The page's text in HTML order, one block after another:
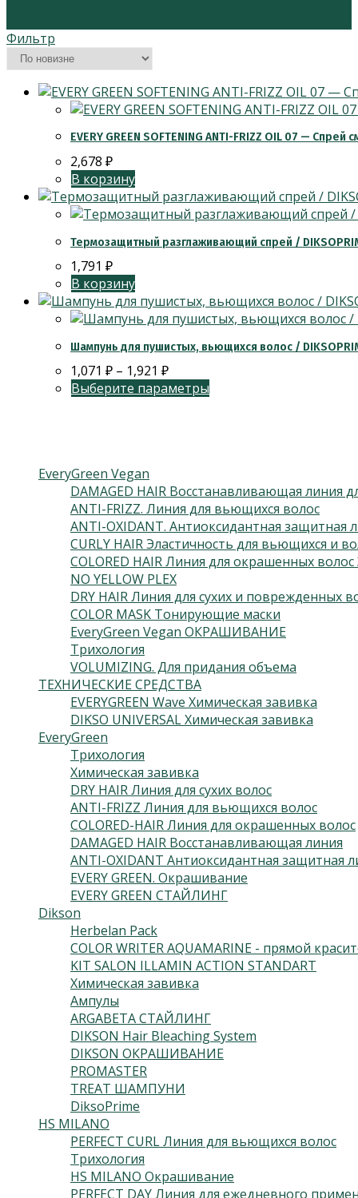
Фильтр
EVERY GREEN SOFTENING ANTI-FRIZZ OIL 07 —
2,678 ₽
В корзину
Термозащитный разглаживающий спрей / DIKSOPRIME
1,791 ₽
В корзину
Шампунь для пушистых, вьющихся волос /
1,071 ₽ – 1,921 ₽
Выберите параметры
EveryGreen Vegan
DAMAGED HAIR Восстанавливающая линия
ANTI-FRIZZ. Линия для вьющихся волос
ANTI-OXIDANT. Антиоксидантная защитная
CURLY HAIR Эластичность для вьющихся и
COLORED HAIR Линия для окрашенных
NO YELLOW PLEX
DRY HAIR Линия для сухих и поврежденных
COLOR MASK Тонирующие маски
EveryGreen Vegan ОКРАШИВАНИЕ
Трихология
VOLUMIZING. Для придания объема
ТЕХНИЧЕСКИЕ СРЕДСТВА
EVERYGREEN Wave Химическая завивка
DIKSO UNIVERSAL Химическая завивка
EveryGreen
Трихология
Химическая завивка
DRY HAIR Линия для сухих волос
ANTI-FRIZZ Линия для вьющихся волос
COLORED-HAIR Линия для окрашенных волос
DAMAGED HAIR Восстанавливающая линия
ANTI-OXIDANT Антиоксидантная защитная
EVERY GREEN. Окрашивание
EVERY GREEN СТАЙЛИНГ
Dikson
Herbelan Pack
COLOR WRITER AQUAMARINE - прямой
KIT SALON ILLAMIN ACTION STANDART
Химическая завивка
Ампулы
ARGABETA СТАЙЛИНГ
DIKSON Hair Bleaching System
DIKSON ОКРАШИВАНИЕ
PROMASTER
TREAT ШАМПУНИ
DiksoPrime
HS MILANO
PERFECT CURL Линия для вьющихся волос
Трихология
HS MILANO Окрашивание
PERFECT DAY Линия для ежедневного